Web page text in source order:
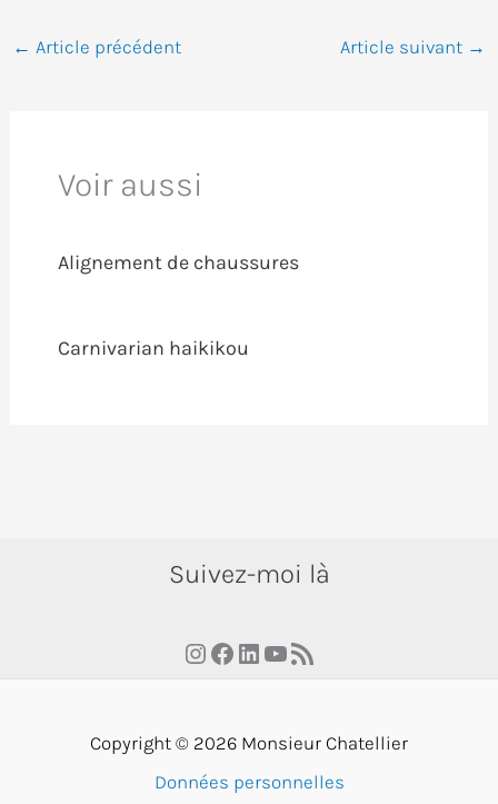
← Article précédent Article suivant →
Voir aussi
Alignement de chaussures
Carnivarian haikikou
Suivez-moi là
Instagram
Facebook
LinkedIn
YouTube
RSS Feed
Copyright © 2026 Monsieur Chatellier
Données personnelles